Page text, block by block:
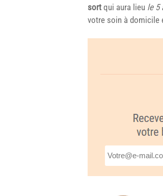
sort qui aura lieu le 5
votre soin à domicile